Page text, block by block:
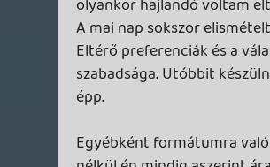
2026.07.02 17:43:43 #213qm
"Amúgy pont azt tippelem, hogy ha
eltűnnek a lemezes játékok, lesz egy piaci
űr a gyűjtők által, ami majd valószínűleg a
gaming merch-ek növekedését hozza,
ezekre."